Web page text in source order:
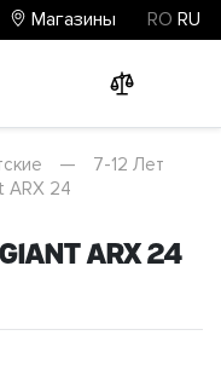
Магазины RO RU
—
7-12 Лет
ARX 24
ARX 24